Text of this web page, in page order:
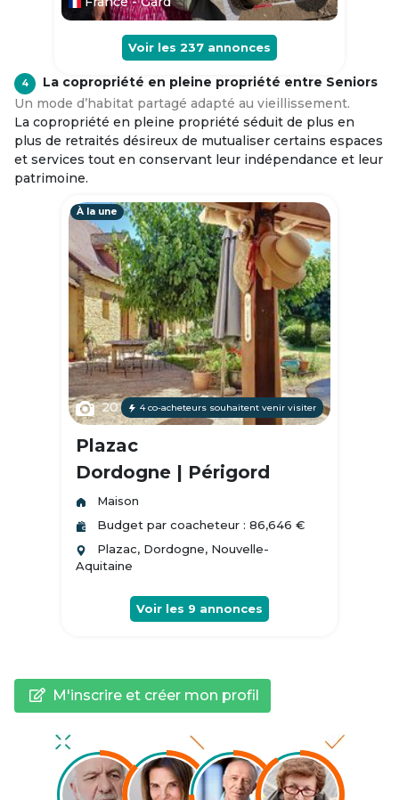
Voir les 237 annonces
4
La copropriété en pleine propriété entre Seniors
Un mode d’habitat partagé adapté au vieillissement.
La copropriété en pleine propriété séduit de plus en
plus de retraités désireux de mutualiser certains espaces
et services tout en conservant leur indépendance et leur
patrimoine.
À la une
20 4 co-acheteurs souhaitent venir visiter
Plazac
Dordogne | Périgord
Maison
Budget par coacheteur : 86,646 €
Plazac, Dordogne, Nouvelle-
Aquitaine
Voir les 9 annonces
M'inscrire et créer mon profil